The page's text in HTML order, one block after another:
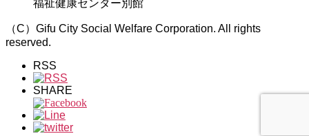
福祉健康センター別館
（C）Gifu City Social Welfare Corporation. All rights
reserved.
RSS
SHARE